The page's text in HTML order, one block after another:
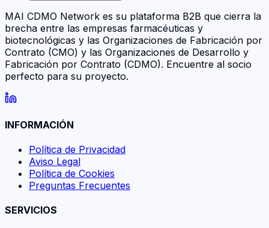
MAI CDMO Network es su plataforma B2B que cierra la
brecha entre las empresas farmacéuticas y
biotecnológicas y las Organizaciones de Fabricación por
Contrato (CMO) y las Organizaciones de Desarrollo y
Fabricación por Contrato (CDMO). Encuentre al socio
perfecto para su proyecto.
INFORMACIÓN
Política de Privacidad
Aviso Legal
Política de Cookies
Preguntas Frecuentes
SERVICIOS